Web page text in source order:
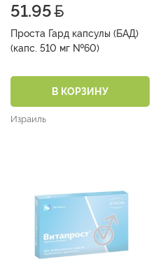
51.95
Проста Гард капсулы (БАД)
(капс. 510 мг №60)
В КОРЗИНУ
Израиль